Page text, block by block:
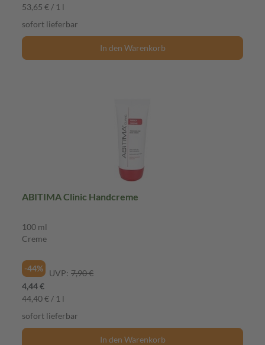
53,65 € / 1 l
sofort lieferbar
In den Warenkorb
ABITIMA Clinic Handcreme
100 ml
Creme
-44% UVP: 7,90 €
4,44 €
44,40 € / 1 l
sofort lieferbar
In den Warenkorb